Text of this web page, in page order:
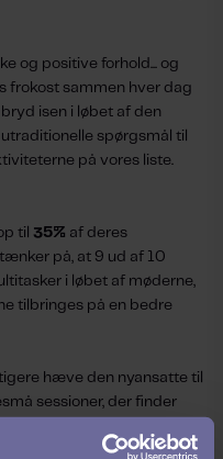
og positive forhold... og
frokost sammen hver dag
isen i løbet af den
spørgsmål til
på vores liste.
til 35% af deres
på, at 9 ud af 10
i løbet af møderne,
tilbringes på en bedre
hæve den nyansatte til
sessioner, der finder
hen ad vejen.